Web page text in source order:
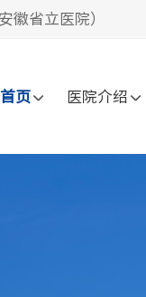
徽省立医院）
首页 医院介绍